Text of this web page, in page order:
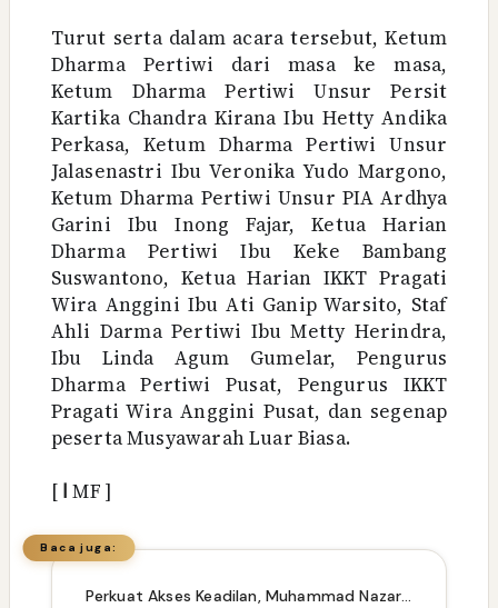
Turut serta dalam acara tersebut, Ketum
Dharma Pertiwi dari masa ke masa,
Ketum Dharma Pertiwi Unsur Persit
Kartika Chandra Kirana Ibu Hetty Andika
Perkasa, Ketum Dharma Pertiwi Unsur
Jalasenastri Ibu Veronika Yudo Margono,
Ketum Dharma Pertiwi Unsur PIA Ardhya
Garini Ibu Inong Fajar, Ketua Harian
Dharma Pertiwi Ibu Keke Bambang
Suswantono, Ketua Harian IKKT Pragati
Wira Anggini Ibu Ati Ganip Warsito, Staf
Ahli Darma Pertiwi Ibu Metty Herindra,
Ibu Linda Agum Gumelar, Pengurus
Dharma Pertiwi Pusat, Pengurus IKKT
Pragati Wira Anggini Pusat, dan segenap
peserta Musyawarah Luar Biasa.
[ ا MF ]
Baca juga:
Perkuat Akses Keadilan, Muhammad Nazaruddin Resmikan Pelantikan Pengurus LBH Rakyat Indonesia